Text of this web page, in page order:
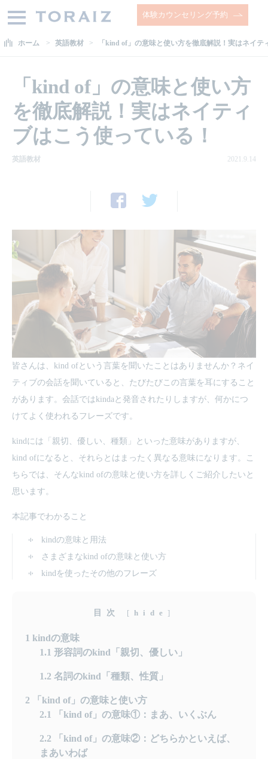
体験カウンセリング予約
ホーム 英語教材 「kind of」の意味と使い方を徹底解説！実はネイテ
「kind of」の意味と使い方
を徹底解説！実はネイティ
ブはこう使っている！
英語教材 2021.9.14
皆さんは、kind ofという言葉を聞いたことはありませんか？ネイ
ティブの会話を聞いていると、たびたびこの言葉を耳にすること
があります。会話ではkindaと発音されたりしますが、何かにつ
けてよく使われるフレーズです。
kindには「親切、優しい、種類」といった意味がありますが、
kind ofになると、それらとはまったく異なる意味になります。こ
ちらでは、そんなkind ofの意味と使い方を詳しくご紹介したいと
思います。
本記事でわかること
kindの意味と用法
さまざまなkind ofの意味と使い方
kindを使ったその他のフレーズ
目次 [ hide ]
1 kindの意味
1.1 形容詞のkind「親切、優しい」
1.2 名詞のkind「種類、性質」
2 「kind of」の意味と使い方
2.1
「kind of」の意味①：まあ、いくぶん
2.2 「kind of」の意味②：どちらかといえば、
まあいわば